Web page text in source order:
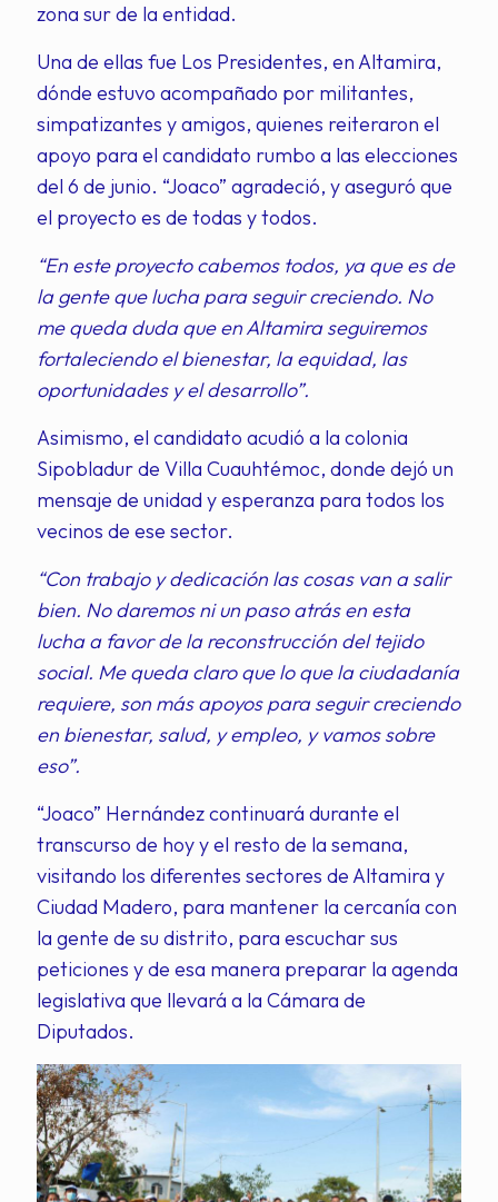
zona sur de la entidad.
Una de ellas fue Los Presidentes, en Altamira,
dónde estuvo acompañado por militantes,
simpatizantes y amigos, quienes reiteraron el
apoyo para el candidato rumbo a las elecciones
del 6 de junio. “Joaco” agradeció, y aseguró que
el proyecto es de todas y todos.
“En este proyecto cabemos todos, ya que es de
la gente que lucha para seguir creciendo. No
me queda duda que en Altamira seguiremos
fortaleciendo el bienestar, la equidad, las
oportunidades y el desarrollo”.
Asimismo, el candidato acudió a la colonia
Sipobladur de Villa Cuauhtémoc, donde dejó un
mensaje de unidad y esperanza para todos los
vecinos de ese sector.
“Con trabajo y dedicación las cosas van a salir
bien. No daremos ni un paso atrás en esta
lucha a favor de la reconstrucción del tejido
social. Me queda claro que lo que la ciudadanía
requiere, son más apoyos para seguir creciendo
en bienestar, salud, y empleo, y vamos sobre
eso”.
“Joaco” Hernández continuará durante el
transcurso de hoy y el resto de la semana,
visitando los diferentes sectores de Altamira y
Ciudad Madero, para mantener la cercanía con
la gente de su distrito, para escuchar sus
peticiones y de esa manera preparar la agenda
legislativa que llevará a la Cámara de
Diputados.